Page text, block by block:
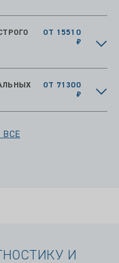
ОТ 15510
₽
ОТ 71300
₽
ВСЕ
И